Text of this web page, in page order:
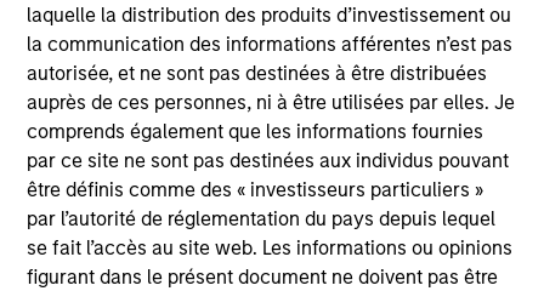
laquelle la distribution des produits d’investissement ou
la communication des informations afférentes n’est pas
autorisée, et ne sont pas destinées à être distribuées
auprès de ces personnes, ni à être utilisées par elles. Je
comprends également que les informations fournies
par ce site ne sont pas destinées aux individus pouvant
être définis comme des « investisseurs particuliers »
par l’autorité de réglementation du pays depuis lequel
se fait l’accès au site web. Les informations ou opinions
figurant dans le présent document ne doivent pas être
View Site
Investment Team
Morgan Stanley Expansion Capital